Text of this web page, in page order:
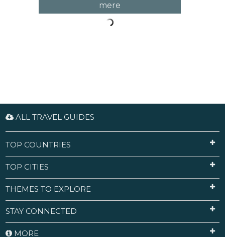
mere
ALL TRAVEL GUIDES
TOP COUNTRIES
TOP CITIES
THEMES TO EXPLORE
STAY CONNECTED
MORE